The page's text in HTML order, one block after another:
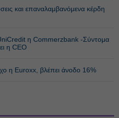
και επαναλαμβανόμενα κέρδη
η Commerzbank -Σύντομα
η CEO
η Euroxx, βλέπει άνοδο 16%